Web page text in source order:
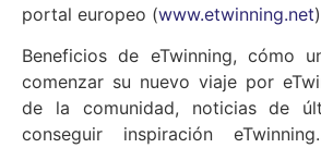
portal europeo (www.etwinning.net
Beneficios de eTwinning, cómo
comenzar su nuevo viaje por
de la comunidad, noticias de
conseguir inspiración